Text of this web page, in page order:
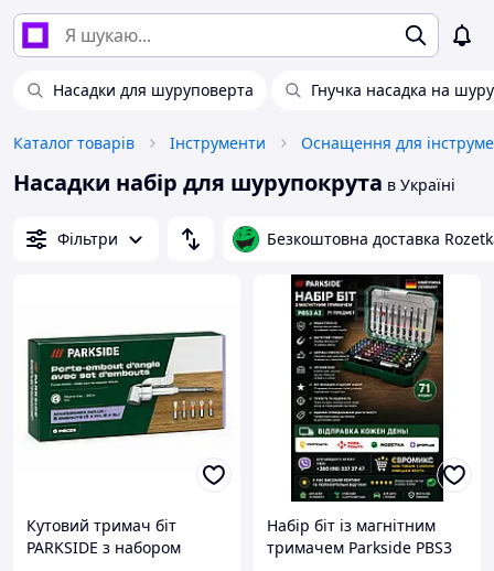
Насадки для шуруповерта Гнучка насадка на
Каталог товарів Інструменти Оснащення для
Насадки набір для шурупокрута в Україні
Фільтри Безкоштовна доставка
Кутовий тримач біт
PARKSIDE з набором
Набір біт із магнітним
тримачем Parkside PBS3